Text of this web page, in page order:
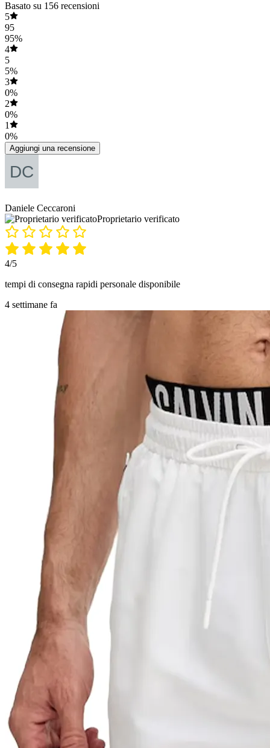
Basato su 156 recensioni
5
95
95%
4
5
5%
3
0%
2
0%
1
0%
Aggiungi una recensione
Daniele Ceccaroni
Proprietario verificato
4/5
tempi di consegna rapidi personale disponibile
4 settimane fa